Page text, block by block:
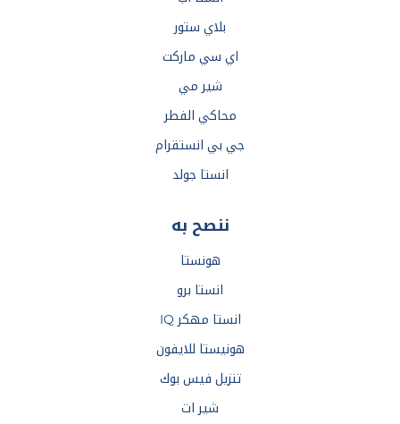
بلاي ستور
اي سي ماركت
شير مي
محاكي الفطر
جي بي انستقرام
انستا جولد
ننصح به
هونستا
انستا برو
انستا مهكر IQ
هونيستا للايفون
تنزيل فيس بوك
شير ات